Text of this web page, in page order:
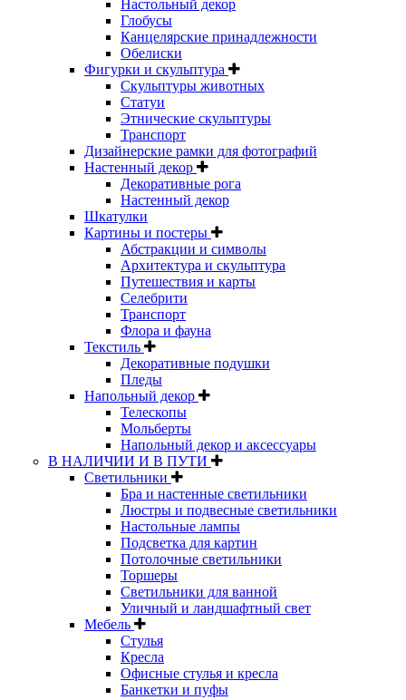
Настольный декор
Глобусы
Канцелярские принадлежности
Обелиски
Фигурки и скульптура
Скульптуры животных
Статуи
Этнические скульптуры
Транспорт
Дизайнерские рамки для фотографий
Настенный декор
Декоративные рога
Настенный декор
Шкатулки
Картины и постеры
Абстракции и символы
Архитектура и скульптура
Путешествия и карты
Селебрити
Транспорт
Флора и фауна
Текстиль
Декоративные подушки
Пледы
Напольный декор
Телескопы
Мольберты
Напольный декор и аксессуары
В НАЛИЧИИ И В ПУТИ
Светильники
Бра и настенные светильники
Люстры и подвесные светильники
Настольные лампы
Подсветка для картин
Потолочные светильники
Торшеры
Светильники для ванной
Уличный и ландшафтный свет
Мебель
Стулья
Кресла
Офисные стулья и кресла
Банкетки и пуфы